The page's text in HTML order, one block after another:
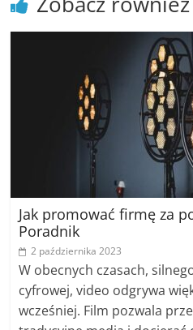
Jak promować firmę za
Poradnik
2 października 2023
W obecnych czasach,
cyfrowej, video odgrywa
wcześniej. Film pozwala